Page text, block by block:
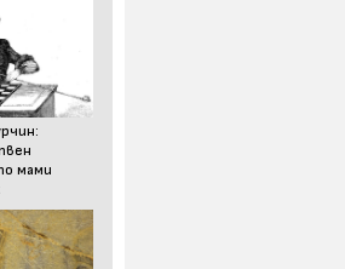
мами